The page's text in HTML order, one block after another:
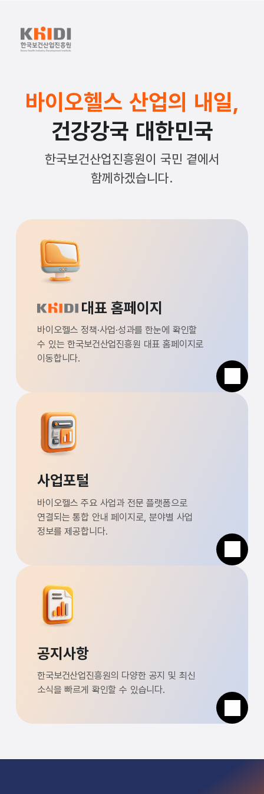
한
국
바이오헬스 산업의 내일,
건강강국 대한민국
한국보건산업진흥원이 국민 곁에서
함께하겠습니다.
대표 홈페이지
바이오헬스 정책·사업·성과를 한눈에 확인할
수 있는 한국보건산업진흥원 대표 홈페이지로
이동합니다.
사업포털
바이오헬스 주요 사업과 전문 플랫폼으로
연결되는 통합 안내 페이지로, 분야별 사업
정보를 제공합니다.
공지사항
한국보건산업진흥원의 다양한 공지 및 최신
소식을 빠르게 확인할 수 있습니다.